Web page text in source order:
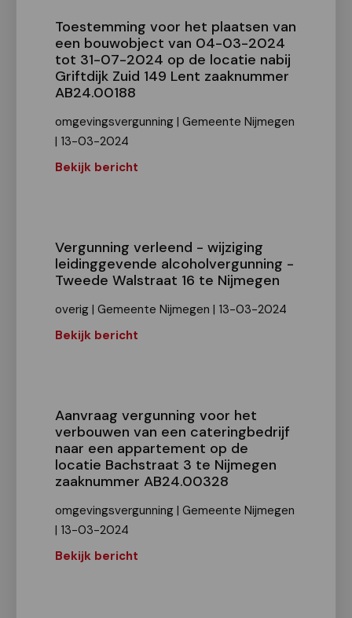
Toestemming voor het plaatsen van
een bouwobject van 04-03-2024
tot 31-07-2024 op de locatie nabij
Griftdijk Zuid 149 Lent zaaknummer
AB24.00188
omgevingsvergunning | Gemeente Nijmegen
| 13-03-2024
Bekijk bericht
Vergunning verleend - wijziging
leidinggevende alcoholvergunning -
Tweede Walstraat 16 te Nijmegen
overig | Gemeente Nijmegen | 13-03-2024
Bekijk bericht
Aanvraag vergunning voor het
verbouwen van een cateringbedrijf
naar een appartement op de
locatie Bachstraat 3 te Nijmegen
zaaknummer AB24.00328
omgevingsvergunning | Gemeente Nijmegen
| 13-03-2024
Bekijk bericht